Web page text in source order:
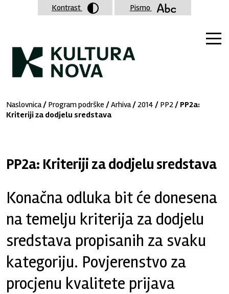
Naslovnica/ Program podrške /Arhiva/2014 / PP2/ PP2a:
Kriteriji za dodjelu sredstava
PP2a: Kriteriji za dodjelu sredstava
Konačna odluka bit će donesena
na temelju kriterija za dodjelu
sredstava propisanih za svaku
kategoriju. Povjerenstvo za
procjenu kvalitete prijava
Kontrast Pismo